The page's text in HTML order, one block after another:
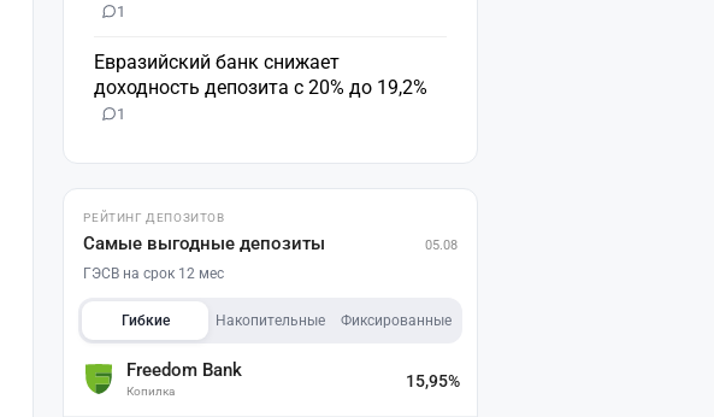
1
Евразийский банк снижает
доходность депозита с 20% до 19,2%
1
РЕЙТИНГ ДЕПОЗИТОВ
Самые выгодные депозиты 05.08
ГЭСВ на срок 12 мес
Гибкие Накопительные Фиксированные
Freedom Bank
Копилка
15,95%